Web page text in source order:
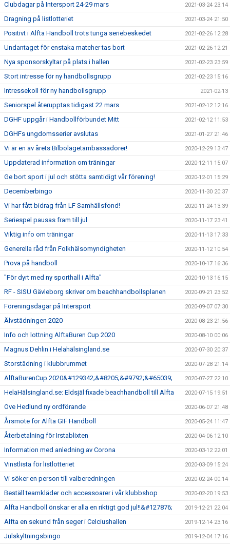
Clubdagar på Intersport 24-29 mars 2021-03-24 23:14
Dragning på listlotteriet 2021-03-24 21:50
Positivt i Alfta Handboll trots tunga seriebeskedet 2021-02-26 12:28
Undantaget för enstaka matcher tas bort 2021-02-26 12:21
Nya sponsorskyltar på plats i hallen 2021-02-23 23:59
Stort intresse för ny handbollsgrupp 2021-02-23 15:16
Intressekoll för ny handbollsgrupp 2021-02-13
Seniorspel återupptas tidigast 22 mars 2021-02-12 12:16
DGHF uppgår i Handbollförbundet Mitt 2021-02-12 11:53
DGHFs ungdomsserier avslutas 2021-01-27 21:46
Vi är en av årets Bilbolagetambassadörer! 2020-12-29 13:47
Uppdaterad information om träningar 2020-12-11 15:07
Ge bort sport i jul och stötta samtidigt vår förening! 2020-12-01 15:29
Decemberbingo 2020-11-30 20:37
Vi har fått bidrag från LF Samhällsfond! 2020-11-24 13:39
Seriespel pausas fram till jul 2020-11-17 23:41
Viktig info om träningar 2020-11-13 17:33
Generella råd från Folkhälsomyndigheten 2020-11-12 10:54
Prova på handboll 2020-10-17 16:36
"För dyrt med ny sporthall i Alfta" 2020-10-13 16:15
RF - SISU Gävleborg skriver om beachhandbollsplanen 2020-09-21 23:52
Föreningsdagar på Intersport 2020-09-07 07:30
Älvstädningen 2020 2020-08-23 21:56
Info och lottning AlftaBuren Cup 2020 2020-08-10 00:06
Magnus Dehlin i Helahälsingland.se 2020-07-30 20:37
Storstädning i klubbrummet 2020-07-28 21:14
AlftaBurenCup 2020&#129342;&#8205;&#9792;&#65039; 2020-07-27 22:10
HelaHälsingland.se: Eldsjäl fixade beachhandboll till Alfta 2020-07-15 19:51
Ove Hedlund ny ordförande 2020-06-07 21:48
Årsmöte för Alfta GIF Handboll 2020-05-24 11:47
Återbetalning för Irstablixten 2020-04-06 12:10
Information med anledning av Corona 2020-03-12 22:01
Vinstlista för listlotteriet 2020-03-09 15:24
Vi söker en person till valberedningen 2020-02-24 00:14
Beställ teamkläder och accessoarer i vår klubbshop 2020-02-20 19:53
Alfta Handboll önskar er alla en riktigt god jul!!&#127876; 2019-12-21 22:04
Alfta en sekund från seger i Celciushallen 2019-12-14 23:16
Julskyltningsbingo 2019-12-04 17:16